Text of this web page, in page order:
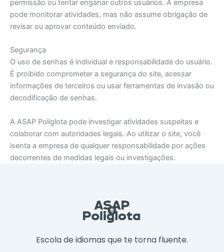
permissão ou tentar enganar outros usuários. A empresa
pode monitorar atividades, mas não assume obrigação de
revisar ou aprovar conteúdo enviado.
Segurança
O uso de senhas é individual e responsabilidade do usuário.
É proibido comprometer a segurança do site, acessar
informações de terceiros ou usar ferramentas de invasão ou
decodificação de senhas.
A ASAP Poliglota pode investigar atividades suspeitas e
colaborar com autoridades legais. Ao utilizar o site, você
isenta a empresa de qualquer responsabilidade por ações
decorrentes de medidas legais ou investigações.
Escola de idiomas que te torna fluente.